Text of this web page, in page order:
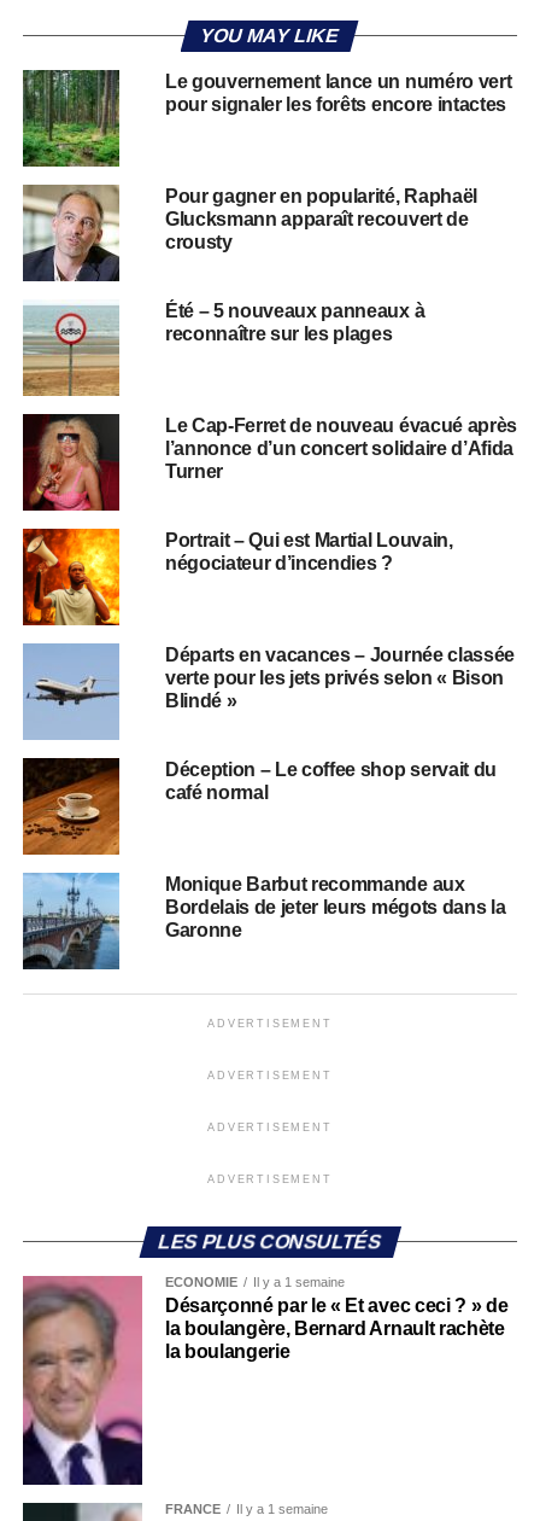
YOU MAY LIKE
Le gouvernement lance un numéro vert
pour signaler les forêts encore intactes
Pour gagner en popularité, Raphaël
Glucksmann apparaît recouvert de
crousty
Été – 5 nouveaux panneaux à
reconnaître sur les plages
Le Cap-Ferret de nouveau évacué après
l’annonce d’un concert solidaire d’Afida
Turner
Portrait – Qui est Martial Louvain,
négociateur d’incendies ?
Départs en vacances – Journée classée
verte pour les jets privés selon « Bison
Blindé »
Déception – Le coffee shop servait du
café normal
Monique Barbut recommande aux
Bordelais de jeter leurs mégots dans la
Garonne
ADVERTISEMENT
ADVERTISEMENT
ADVERTISEMENT
ADVERTISEMENT
LES PLUS CONSULTÉS
ECONOMIE Il y a 1 semaine
Désarçonné par le « Et avec ceci ? » de
la boulangère, Bernard Arnault rachète
la boulangerie
FRANCE Il y a 1 semaine